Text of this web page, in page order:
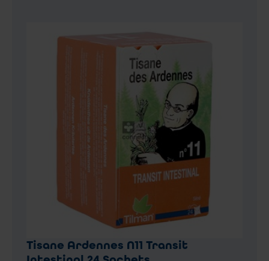
Tisane Ardennes N11 Transit